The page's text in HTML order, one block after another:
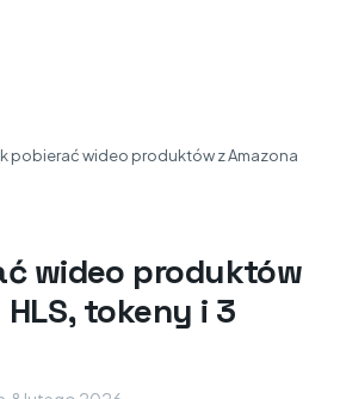
pobierać wideo produktów z Amazona
wideo produktów
tokeny i 3